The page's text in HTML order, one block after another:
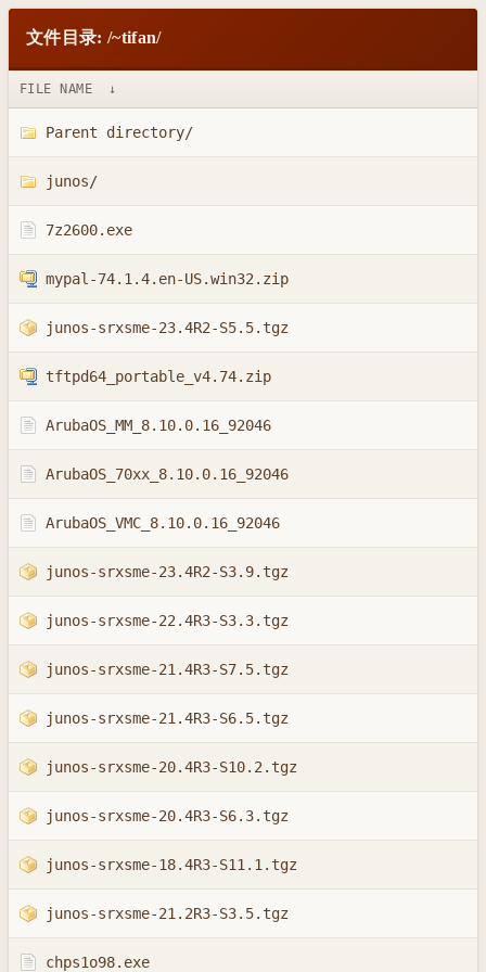
文件目录: /~tifan/
FILE NAME ↓
Parent directory/
junos/
7z2600.exe
mypal-74.1.4.en-US.win32.zip
junos-srxsme-23.4R2-S5.5.tgz
tftpd64_portable_v4.74.zip
ArubaOS_MM_8.10.0.16_92046
ArubaOS_70xx_8.10.0.16_92046
ArubaOS_VMC_8.10.0.16_92046
junos-srxsme-23.4R2-S3.9.tgz
junos-srxsme-22.4R3-S3.3.tgz
junos-srxsme-21.4R3-S7.5.tgz
junos-srxsme-21.4R3-S6.5.tgz
junos-srxsme-20.4R3-S10.2.tgz
junos-srxsme-20.4R3-S6.3.tgz
junos-srxsme-18.4R3-S11.1.tgz
junos-srxsme-21.2R3-S3.5.tgz
chps1o98.exe